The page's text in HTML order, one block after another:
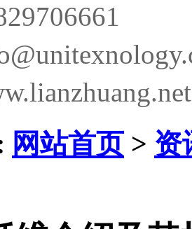
网站首页> 资